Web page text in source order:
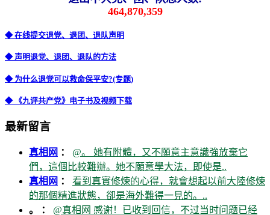
464,870,359
◆ 在线提交退党、退团、退队声明
◆ 声明退党、退团、退队的方法
◆ 为什么退党可以救命保平安?(专题)
◆ 《九评共产党》电子书及视频下载
最新留言
真相网 ： @。 她有附體，又不願意主意識強放棄它
們，這個比較難辦。她不願意學大法，即使是..
真相网 ： 看到真實修煉的心得，就會想起以前大陸修煉
的那個精進狀態，卻是海外難得一見的。..
。 ： @真相网 感谢！已收到回信，不过当时问题已经